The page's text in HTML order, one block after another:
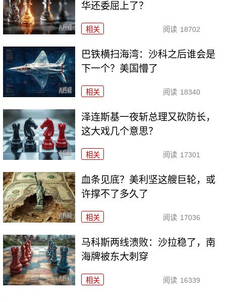
华还委屈上了？
相关 阅读 18702
巴铁横扫海湾：沙科之后谁会是
下一个？美国懵了
相关 阅读 18340
泽连斯基一夜斩总理又砍防长，
这大戏几个意思？
相关 阅读 17301
血条见底？美利坚这艘巨轮，或
许撑不了多久了
相关 阅读 17036
马科斯两线溃败：沙拉稳了，南
海牌被东大刺穿
相关 阅读 16339